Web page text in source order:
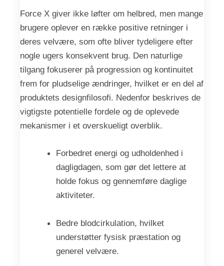
Force X giver ikke løfter om helbred, men mange
brugere oplever en række positive retninger i
deres velvære, som ofte bliver tydeligere efter
nogle ugers konsekvent brug. Den naturlige
tilgang fokuserer på progression og kontinuitet
frem for pludselige ændringer, hvilket er en del af
produktets designfilosofi. Nedenfor beskrives de
vigtigste potentielle fordele og de oplevede
mekanismer i et overskueligt overblik.
Forbedret energi og udholdenhed i
dagligdagen, som gør det lettere at
holde fokus og gennemføre daglige
aktiviteter.
Bedre blodcirkulation, hvilket
understøtter fysisk præstation og
generel velvære.